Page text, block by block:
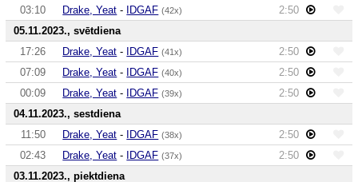
03:10 Drake, Yeat - IDGAF (42x)
2:50
05.11.2023., svētdiena
17:26
Drake, Yeat - IDGAF (41x)
2:50
07:09
Drake, Yeat - IDGAF (40x)
2:50
00:09
Drake, Yeat - IDGAF (39x)
2:50
04.11.2023., sestdiena
11:50
Drake, Yeat - IDGAF (38x)
2:50
02:43
Drake, Yeat - IDGAF (37x)
2:50
03.11.2023., piektdiena